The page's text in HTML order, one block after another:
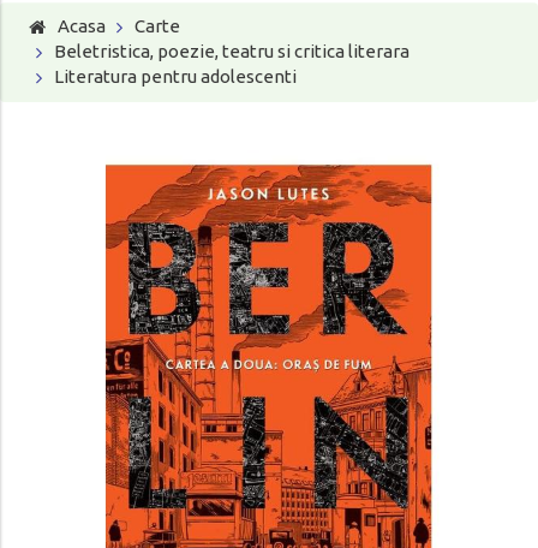
Acasa
Carte
Beletristica, poezie, teatru si critica literara
Literatura pentru adolescenti